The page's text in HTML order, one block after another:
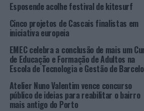
eletrónico:experienceoc@gmail.com
Segundo apurámos, esta iniciativa
da “Experience OC”, sintetizada no
Preservar”, através da qual a empresa
melhores experiências turísticas
sem deixar impacto negativo na
ação, os promotores pretendem
local na preservação de um dos
Esposende acolhe festival de kitesurf
Cinco projetos de Cascais finalistas em
iniciativa europeia
EMEC celebra a conclusão de mais um
de Educação e Formação de Adultos na
Escola de Tecnologia e Gestão de
Atelier Nuno Valentim vence concurso
público de ideias para reabilitar o bairro
mais antigo do Porto